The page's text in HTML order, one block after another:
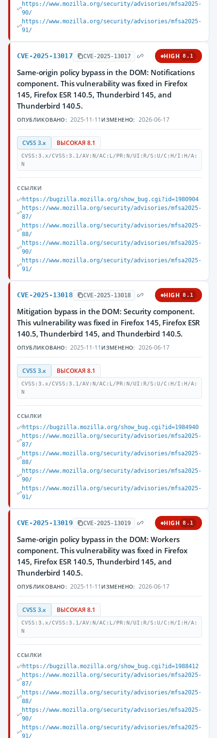
https://www.mozilla.org/security/advisories/mfsa2025-
90/
https://www.mozilla.org/security/advisories/mfsa2025-
91/
CVE-2025-13017 CVE-2025-13017 HIGH 8.1
Same-origin policy bypass in the DOM: Notifications
component. This vulnerability was fixed in Firefox
145, Firefox ESR 140.5, Thunderbird 145, and
Thunderbird 140.5.
ОПУБЛИКОВАНО: 2025-11-11 ИЗМЕНЕНО: 2026-06-17
CVSS 3.x ВЫСОКАЯ 8.1
CVSS:3.x/CVSS:3.1/AV:N/AC:L/PR:N/UI:R/S:U/C:H/I:H/A:
N
ССЫЛКИ
https://bugzilla.mozilla.org/show_bug.cgi?id=1980904
https://www.mozilla.org/security/advisories/mfsa2025-
87/
https://www.mozilla.org/security/advisories/mfsa2025-
88/
https://www.mozilla.org/security/advisories/mfsa2025-
90/
https://www.mozilla.org/security/advisories/mfsa2025-
91/
CVE-2025-13018 CVE-2025-13018 HIGH 8.1
Mitigation bypass in the DOM: Security component.
This vulnerability was fixed in Firefox 145, Firefox ESR
140.5, Thunderbird 145, and Thunderbird 140.5.
ОПУБЛИКОВАНО: 2025-11-11 ИЗМЕНЕНО: 2026-06-17
CVSS 3.x ВЫСОКАЯ 8.1
CVSS:3.x/CVSS:3.1/AV:N/AC:L/PR:N/UI:R/S:U/C:H/I:H/A:
N
ССЫЛКИ
https://bugzilla.mozilla.org/show_bug.cgi?id=1984940
https://www.mozilla.org/security/advisories/mfsa2025-
87/
https://www.mozilla.org/security/advisories/mfsa2025-
88/
https://www.mozilla.org/security/advisories/mfsa2025-
90/
https://www.mozilla.org/security/advisories/mfsa2025-
91/
CVE-2025-13019 CVE-2025-13019 HIGH 8.1
Same-origin policy bypass in the DOM: Workers
component. This vulnerability was fixed in Firefox
145, Firefox ESR 140.5, Thunderbird 145, and
Thunderbird 140.5.
ОПУБЛИКОВАНО: 2025-11-11 ИЗМЕНЕНО: 2026-06-17
CVSS 3.x ВЫСОКАЯ 8.1
CVSS:3.x/CVSS:3.1/AV:N/AC:L/PR:N/UI:R/S:U/C:H/I:H/A:
N
ССЫЛКИ
https://bugzilla.mozilla.org/show_bug.cgi?id=1988412
https://www.mozilla.org/security/advisories/mfsa2025-
87/
https://www.mozilla.org/security/advisories/mfsa2025-
88/
https://www.mozilla.org/security/advisories/mfsa2025-
90/
https://www.mozilla.org/security/advisories/mfsa2025-
91/